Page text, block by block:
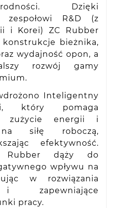
Dzięki
zespołowi R&D (z
i Korei) ZC Rubber
bieżnika,
wydajność opon, a
rozwój gamy
Inteligentny
który pomaga
zużycie energii i
na siłę roboczą,
efektywność.
Rubber dąży do
wpływu na
w rozwiązania
i zapewniające
pracy.